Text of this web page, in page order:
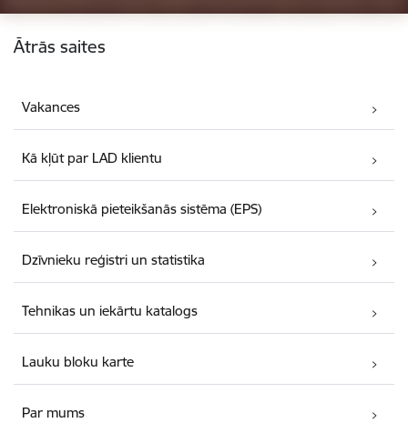
Kājene
Ātrās saites
Vakances
Kā kļūt par LAD klientu
Elektroniskā pieteikšanās sistēma (EPS)
Dzīvnieku reģistri un statistika
Tehnikas un iekārtu katalogs
Lauku bloku karte
Par mums